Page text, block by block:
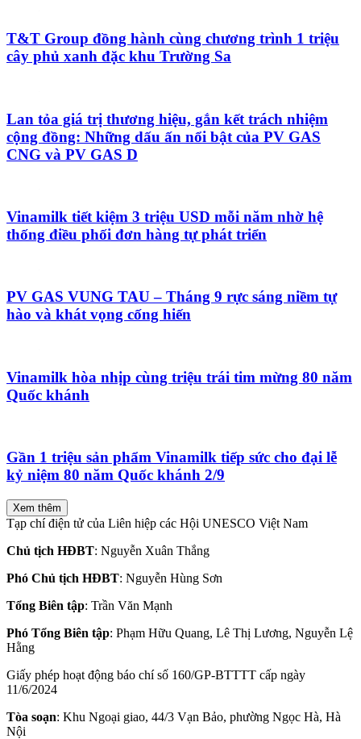
T&T Group đồng hành cùng chương trình 1 triệu
cây phủ xanh đặc khu Trường Sa
Lan tỏa giá trị thương hiệu, gắn kết trách nhiệm
cộng đồng: Những dấu ấn nổi bật của PV GAS
CNG và PV GAS D
Vinamilk tiết kiệm 3 triệu USD mỗi năm nhờ hệ
thống điều phối đơn hàng tự phát triển
PV GAS VUNG TAU – Tháng 9 rực sáng niềm tự
hào và khát vọng cống hiến
Vinamilk hòa nhịp cùng triệu trái tim mừng 80 năm
Quốc khánh
Gần 1 triệu sản phẩm Vinamilk tiếp sức cho đại lễ
kỷ niệm 80 năm Quốc khánh 2/9
Xem thêm
Tạp chí điện tử của Liên hiệp các Hội UNESCO Việt Nam
Chủ tịch HĐBT: Nguyễn Xuân Thắng
Phó Chủ tịch HĐBT: Nguyễn Hùng Sơn
Tổng Biên tập: Trần Văn Mạnh
Phó Tổng Biên tập: Phạm Hữu Quang, Lê Thị Lương, Nguyễn Lệ
Hằng
Giấy phép hoạt động báo chí số 160/GP-BTTTT cấp ngày
11/6/2024
Tòa soạn: Khu Ngoại giao, 44/3 Vạn Bảo, phường Ngọc Hà, Hà
Nội